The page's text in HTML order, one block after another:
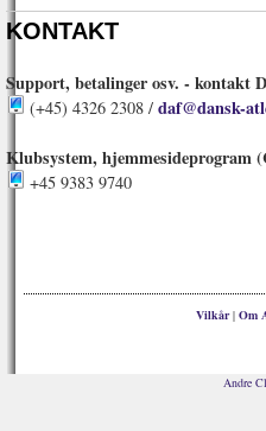
KONTAKT
Support, betalinger osv. - kontakt
(+45) 4326 2308 / daf@dansk-
Klubsystem, hjemmesideprogram
+45 9383 9740
Vilkår| Om
Andre